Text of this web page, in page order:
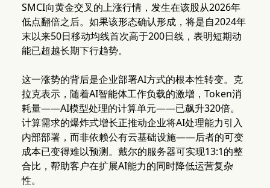
SMCI向黄金交叉的上涨行情，发生在该股从2026年
低点翻倍之后。如果该形态确认形成，将是自2024年
末以来50日移动均线首次高于200日线，表明短期动
能已超越长期下行趋势。
这一涨势的背后是企业部署AI方式的根本性转变。克
拉克表示，随着AI智能体工作负载的激增，Token消
耗量——AI模型处理的计算单元——已飙升320倍。
计算需求的爆炸式增长正推动企业将AI处理能力引入
内部部署，而非依赖公有云基础设施——后者的可变
成本已变得难以预测。戴尔的服务器可实现13:1的整
合比，帮助客户在扩展AI能力的同时降低运营复杂
性。